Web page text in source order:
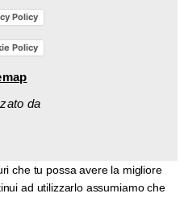
Policy
Policy
da
che tu possa avere la migliore
ad utilizzarlo assumiamo che